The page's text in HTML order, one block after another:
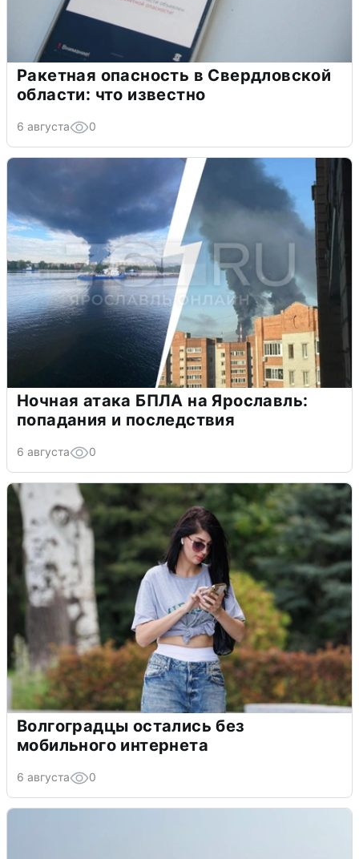
Ракетная опасность в Свердловской
области: что известно
6 августа 0
Ночная атака БПЛА на Ярославль:
попадания и последствия
6 августа 0
Волгоградцы остались без
мобильного интернета
6 августа 0